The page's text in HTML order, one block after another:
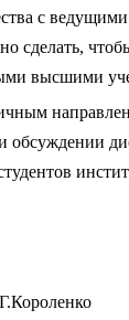
с
сделать,
высшими
обсуждении